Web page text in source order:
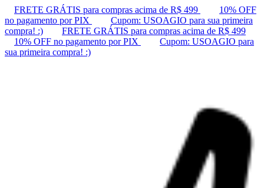
FRETE GRÁTIS para compras acima de R$ 499
10% OFF
no pagamento por PIX
Cupom: USOAGIO para sua primeira
compra! :)
FRETE GRÁTIS para compras acima de R$ 499
10% OFF no pagamento por PIX
Cupom: USOAGIO para
sua primeira compra! :)